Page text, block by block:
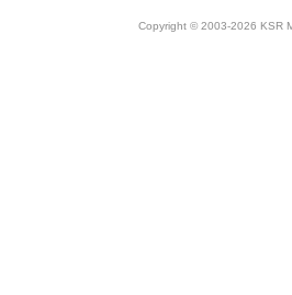
Copyright © 2003-2026 KSR